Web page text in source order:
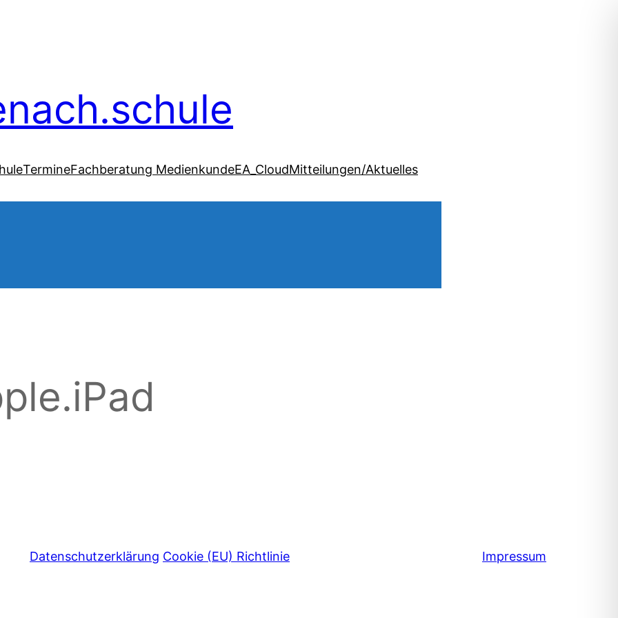
TermineFachberatung MedienkundeEA_CloudMitteilungen/Aktuelles
Datenschutzerklärung Cookie (EU) Richtlinie Impressum